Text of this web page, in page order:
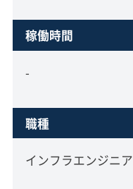
稼働時間
-
職種
インフラエンジニア